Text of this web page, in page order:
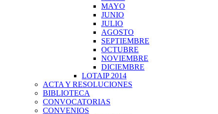
MAYO
JUNIO
JULIO
AGOSTO
SEPTIEMBRE
OCTUBRE
NOVIEMBRE
DICIEMBRE
LOTAIP 2014
ACTA Y RESOLUCIONES
BIBLIOTECA
CONVOCATORIAS
CONVENIOS